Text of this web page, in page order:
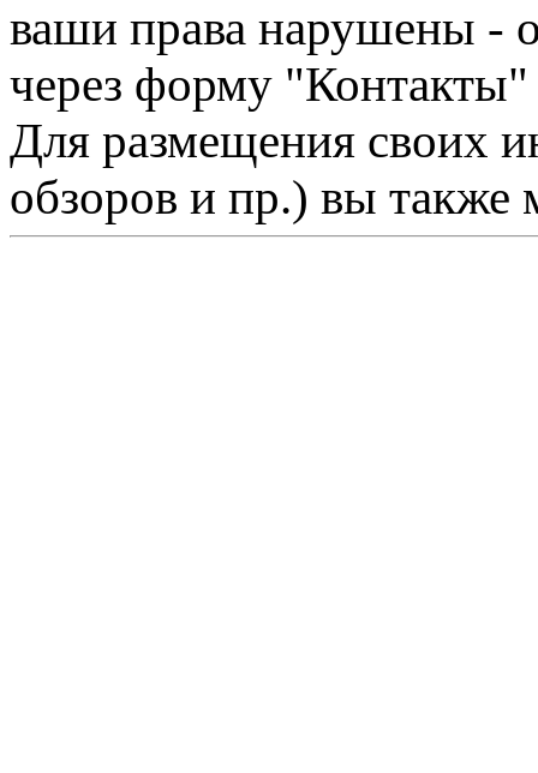
ваши права нарушены -
через форму "Контакты"
Для размещения своих
обзоров и пр.) вы также